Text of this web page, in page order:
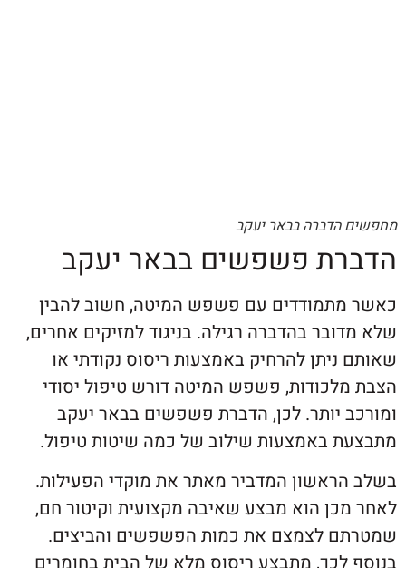
בבאר יעקב
פשפשים בבאר יעקב
עם פשפש המיטה, חשוב להבין
בהדברה רגילה. בניגוד למזיקים אחרים,
להרחיק באמצעות ריסוס נקודתי או
פשפש המיטה דורש טיפול יסודי
יותר. לכן, הדברת פשפשים בבאר יעקב
באמצעות שילוב של כמה שיטות טיפול.
המדביר מאתר את מוקדי הפעילות.
הוא מבצע שאיבה מקצועית וקיטור חם,
לצמצם את כמות הפשפשים והביצים.